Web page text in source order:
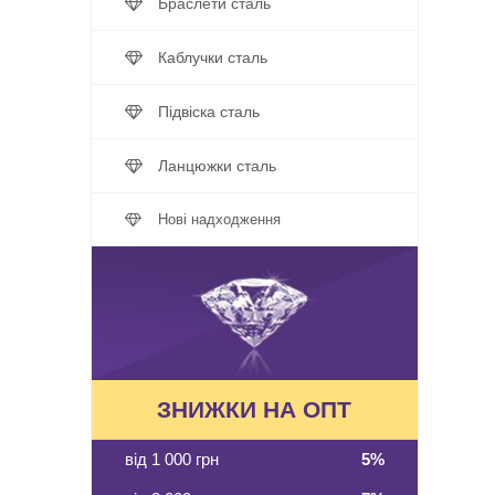
Каблучки сталь
Підвіска сталь
Ланцюжки сталь
Нові надходження
ЗНИЖКИ НА ОПТ
від 1 000 грн 5%